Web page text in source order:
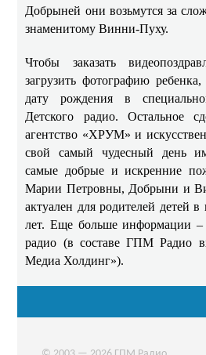
Добрыней они возьмутся за
знаменитому Винни-Пуху.
Чтобы заказать
загрузить фотографию
дату рождения в
Детского радио. Остальное
агентство «ХРУМ» и
свой самый чудесный день
самые добрые и искренние
Марии Петровны, Добрыни и
актуален для родителей детей в
лет. Еще больше информации –
радио (в составе ГПМ Радио
Медиа Холдинг»).